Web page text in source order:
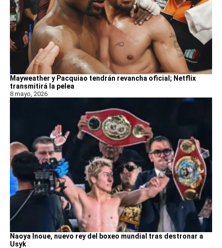
Mayweather y Pacquiao tendrán revancha oficial; Netflix
transmitirá la pelea
8 mayo, 2026
Naoya Inoue, nuevo rey del boxeo mundial tras destronar a
Usyk